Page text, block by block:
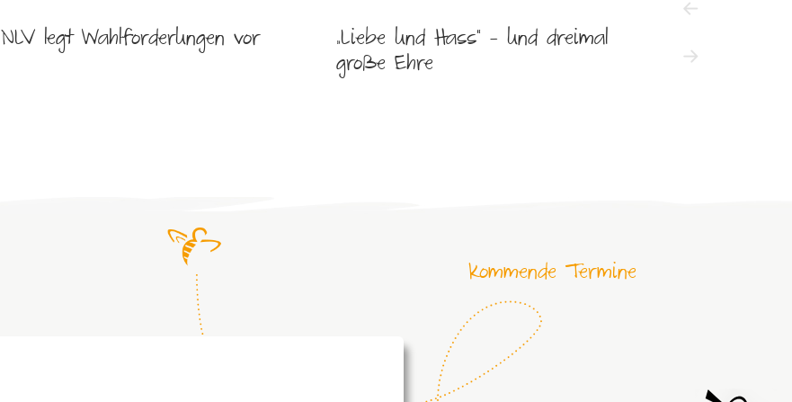
NLV legt Wahlforderungen vor „Liebe und Hass“ – und dreimal
große Ehre Brunkhorst
Kommende Termine